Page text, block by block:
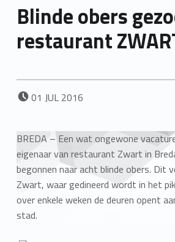
Blinde obers
restaurant
POSTED ON:
01 JUL 2016
BREDA – Een wat ongewone
eigenaar van restaurant Zwart in
begonnen naar acht blinde obers. Dit
Zwart, waar gedineerd wordt in het
over enkele weken de deuren opent
stad.